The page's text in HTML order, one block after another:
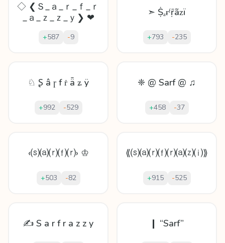
◇ ❮Ｓ_ａ_ｒ_ｆ_ｒ
_ａ_ｚ_ｚ_ｙ❯ ❤
+587 -9
➣ Ṩₐɍᶠṝãᴢï
+793 -235
♘ Ʂ â ɼ f ṙ ǟ ʑ ÿ
+992 -529
❈ @ Sarf @ ♫
+458 -37
‹⒮⒜⒭⒡⒭› ♔
+503 -82
⟪⒮⒜⒭⒡⒭⒜⒵⒤⟫
+915 -525
✍ S a r f r a z z y ❙ “Sarf”